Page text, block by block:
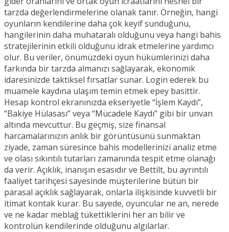
tarzda değerlendirmelerine olanak tanır. Örneğin, hangi
oyunların kendilerine daha çok keyif sunduğunu,
hangilerinin daha muhataralı olduğunu veya hangi bahis
stratejilerinin etkili olduğunu idrak etmelerine yardımcı
olur. Bu veriler, önümüzdeki oyun hükümlerinizi daha
farkında bir tarzda almanızı sağlayarak, ekonomik
idaresinizde taktiksel fırsatlar sunar. Login ederek bu
muamele kaydına ulaşım temin etmek epey basittir.
Hesap kontrol ekranınızda ekseriyetle “İşlem Kaydı”,
“Bakiye Hülasası” veya “Mücadele Kaydı” gibi bir unvan
altında mevcuttur. Bu geçmiş, size finansal
harcamalarınızın anlık bir görüntüsünü sunmaktan
ziyade, zaman süresince bahis modellerinizi analiz etme
ve olası sıkıntılı tutarları zamanında tespit etme olanağı
da verir. Açıklık, inanışın esasıdır ve Bettilt, bu ayrıntılı
faaliyet tarihçesi sayesinde müşterilerine bütün bir
parasal açıklık sağlayarak, onlarla ilişkisinde kuvvetli bir
itimat kontak kurar. Bu sayede, oyuncular ne an, nerede
ve ne kadar meblağ tükettiklerini her an bilir ve
kontrolün kendilerinde olduğunu algılarlar.